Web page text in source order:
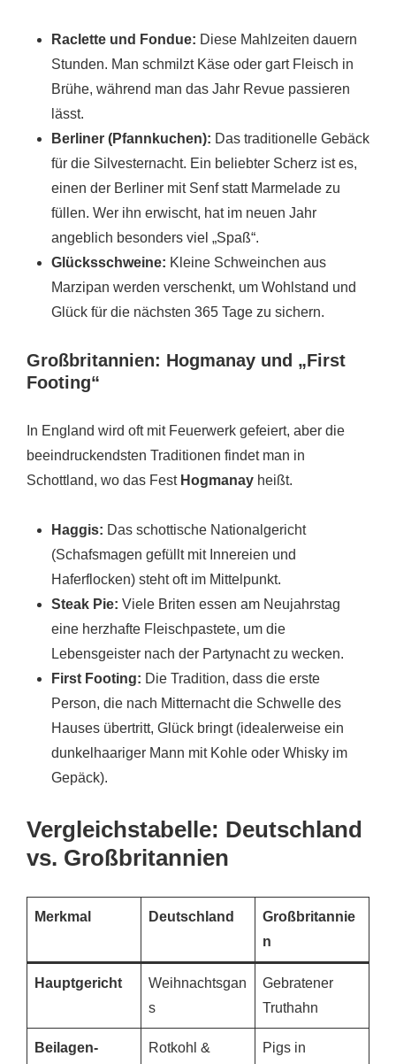
Raclette und Fondue: Diese Mahlzeiten dauern
Stunden. Man schmilzt Käse oder gart Fleisch in
Brühe, während man das Jahr Revue passieren
lässt.
Berliner (Pfannkuchen): Das traditionelle Gebäck
für die Silvesternacht. Ein beliebter Scherz ist es,
einen der Berliner mit Senf statt Marmelade zu
füllen. Wer ihn erwischt, hat im neuen Jahr
angeblich besonders viel „Spaß“.
Glücksschweine: Kleine Schweinchen aus
Marzipan werden verschenkt, um Wohlstand und
Glück für die nächsten 365 Tage zu sichern.
Großbritannien: Hogmanay und „First
Footing“
In England wird oft mit Feuerwerk gefeiert, aber die
beeindruckendsten Traditionen findet man in
Schottland, wo das Fest Hogmanay heißt.
Haggis: Das schottische Nationalgericht
(Schafsmagen gefüllt mit Innereien und
Haferflocken) steht oft im Mittelpunkt.
Steak Pie: Viele Briten essen am Neujahrstag
eine herzhafte Fleischpastete, um die
Lebensgeister nach der Partynacht zu wecken.
First Footing: Die Tradition, dass die erste
Person, die nach Mitternacht die Schwelle des
Hauses übertritt, Glück bringt (idealerweise ein
dunkelhaariger Mann mit Kohle oder Whisky im
Gepäck).
Vergleichstabelle: Deutschland
vs. Großbritannien
Merkmal Deutschland
Großbritannie
n
Hauptgericht
Weihnachtsgan
s
Gebratener
Truthahn
Beilagen-
Rotkohl &
Pigs in